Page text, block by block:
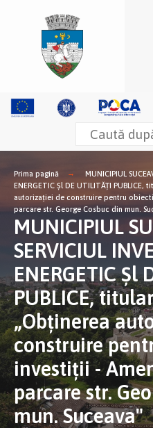
Prima pagină
MUNICIPIUL
ENERGETIC Șl DE UTILITĂȚI
autorizației de construire pentru
parcare str. George Cosbuc din mun.
MUNICIPIUL
SERVICIUL
ENERGETIC Șl
PUBLICE,
„Obținerea
construire
investiții -
parcare str.
mun. Suceava"